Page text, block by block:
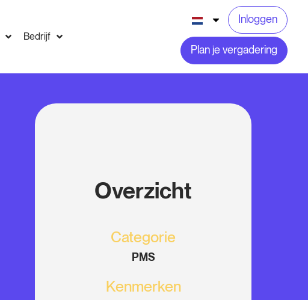
Bedrijf
Inloggen
Plan je vergadering
Overzicht
Categorie
PMS
Kenmerken